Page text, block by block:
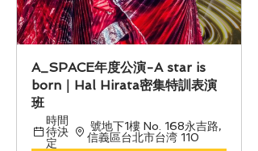
A_SPACE年度公演-A star is
born｜Hal Hirata密集特訓表演
班
時間
待決
定
號地下1樓 No. 168永吉路,
信義區台北市台湾 110